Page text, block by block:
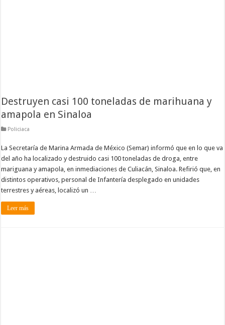
Destruyen casi 100 toneladas de marihuana y
amapola en Sinaloa
Policiaca
La Secretaría de Marina Armada de México (Semar) informó que en lo que va
del año ha localizado y destruido casi 100 toneladas de droga, entre
mariguana y amapola, en inmediaciones de Culiacán, Sinaloa. Refirió que, en
distintos operativos, personal de Infantería desplegado en unidades
terrestres y aéreas, localizó un …
Leer más